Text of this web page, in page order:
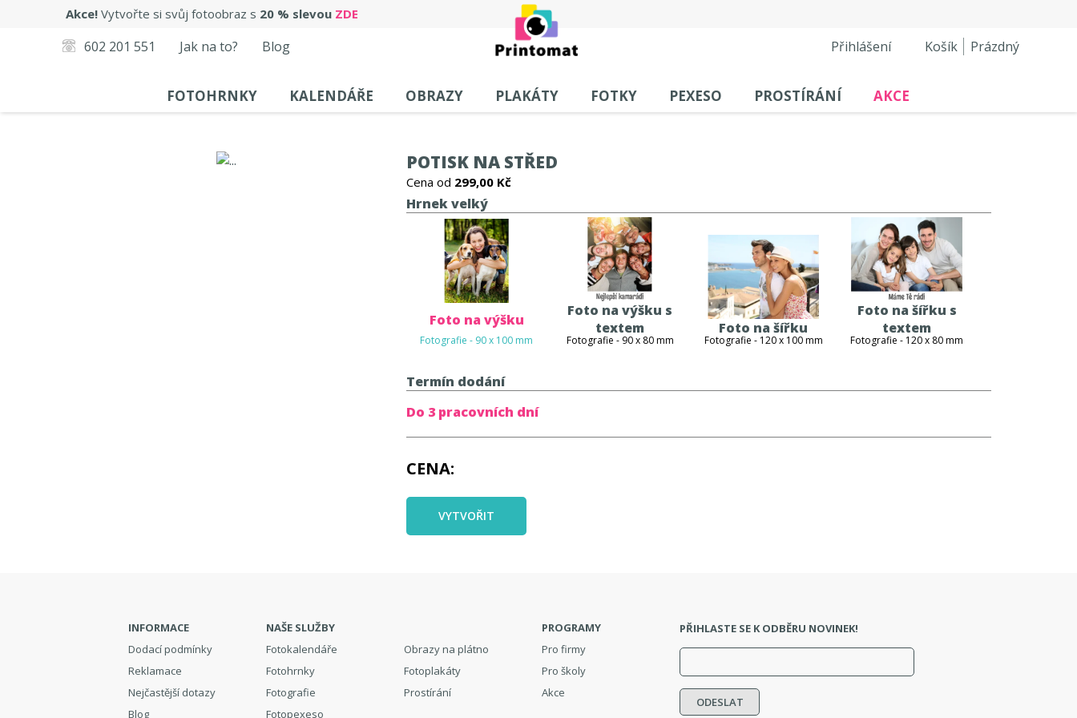
Akce! Vytvořte si svůj fotoobraz s 20 % slevou ZDE
602 201 551 Jak na to? Blog Přihlášení Košík Prázdný
FOTOHRNKY KALENDÁŘE OBRAZY PLAKÁTY FOTKY PEXESO PROSTÍRÁNÍ AKCE
POTISK NA STŘED
Cena od 299,00 Kč
Hrnek velký
Foto na výšku
Fotografie - 90 x 100 mm
Foto na výšku s
textem
Fotografie - 90 x 80 mm
Foto na šířku
Fotografie - 120 x 100 mm
Foto na šířku s
textem
Fotografie - 120 x 80 mm
Termín dodání
Do 3 pracovních dní
CENA
VYTVOŘIT
INFORMACE
Dodací podmínky
Reklamace
Nejčastější dotazy
Blog
NAŠE SLUŽBY
Fotokalendáře
Fotohrnky
Fotografie
Fotopexeso
Obrazy na plátno
Fotoplakáty
Prostírání
PROGRAMY
Pro firmy
Pro školy
Akce
PŘIHLASTE SE K ODBĚRU NOVINEK!